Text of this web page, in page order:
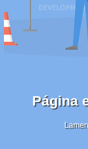
Página